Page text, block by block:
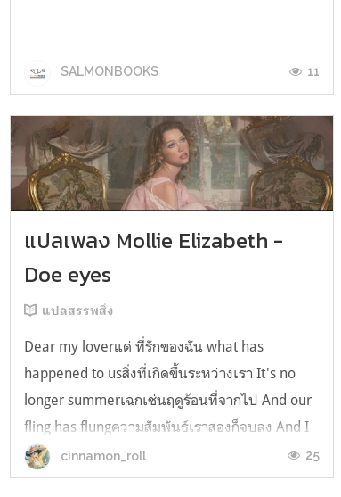
SALMONBOOKS 11
แปลเพลง Mollie Elizabeth -
Doe eyes
แปลสรรพสิ่ง
Dear my loverแด่ ที่รักของฉัน what has
happened to usสิ่งที่เกิดขึ้นระหว่างเรา It's no
longer summerเฉกเช่นฤดูร้อนที่จากไป And our
fling has flungความสัมพันธ์เราสองก็จบลง And I
still spin your recordsแต่ฉันยังเล่นเพลงโปรดของ
คุณบนแผ่นเสียงไวนิล And You still feel like
cinnamon_roll 25